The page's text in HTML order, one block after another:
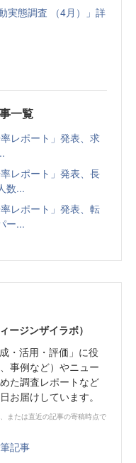
実態調査 （4月）」詳
一覧
レポート」発表、求
レポート」発表、長
数...
レポート」発表、転
ー...
ージンザイラボ）
・活⽤・評価」に役
事例など）やニュー
た調査レポートなど
お届けしています。
または直近の記事の寄稿時点で
記事